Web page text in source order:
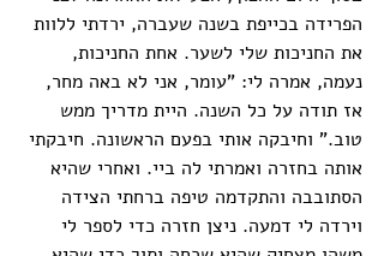
הפרידה בכייפת בשנה שעברה, ירדתי ללוות
את החניכות שלי לשער. אחת החניכות,
נעמה, אמרה לי: "עומר, אני לא באה מחר,
אז תודה על כל השנה. היית מדריך ממש
טוב." וחיבקה אותי בפעם הראשונה. חיבקתי
אותה בחזרה ואמרתי לה ביי. ואחרי שהיא
הסתובבה והתקדמה טיפה ברחתי הצידה
וירדה לי דמעה. ניצן חזרה כדי לספר לי